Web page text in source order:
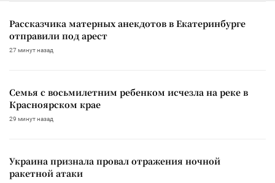
Рассказчика матерных анекдотов в Екатеринбурге
отправили под арест
27 минут назад
Семья с восьмилетним ребенком исчезла на реке в
Красноярском крае
29 минут назад
Украина признала провал отражения ночной
ракетной атаки